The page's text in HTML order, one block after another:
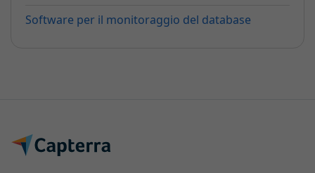
Software per il monitoraggio del database